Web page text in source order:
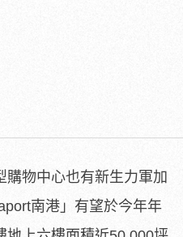
購物中心也有新生力軍加
南港」有望於今年年